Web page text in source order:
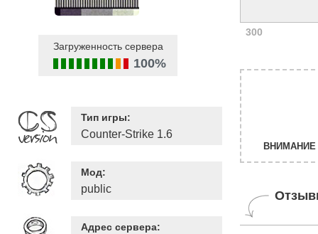
Загруженность сервера
100%
Тип игры:
Counter-Strike 1.6
Мод:
public
Адрес сервера:
300
ВНИМАНИЕ